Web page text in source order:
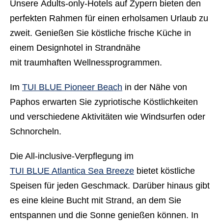
Unsere Adults-only-Hotels auf Zypern bieten den
perfekten Rahmen für einen erholsamen Urlaub zu
zweit. Genießen Sie köstliche frische Küche in
einem Designhotel in Strandnähe
mit traumhaften Wellnessprogrammen.
Im TUI BLUE Pioneer Beach in der Nähe von
Paphos erwarten Sie zypriotische Köstlichkeiten
und verschiedene Aktivitäten wie Windsurfen oder
Schnorcheln.
Die All-inclusive-Verpflegung im
TUI BLUE Atlantica Sea Breeze bietet köstliche
Speisen für jeden Geschmack. Darüber hinaus gibt
es eine kleine Bucht mit Strand, an dem Sie
entspannen und die Sonne genießen können. In